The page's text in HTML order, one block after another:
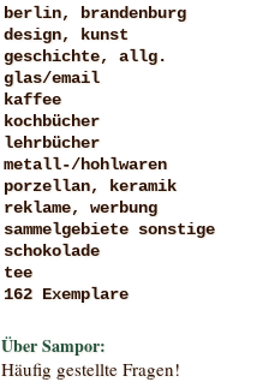
berlin, brandenburg
design, kunst
geschichte, allg.
glas/email
kaffee
kochbücher
lehrbücher
metall-/hohlwaren
porzellan, keramik
reklame, werbung
sammelgebiete sonstige
schokolade
tee
162 Exemplare
Über Sampor:
Häufig gestellte Fragen!